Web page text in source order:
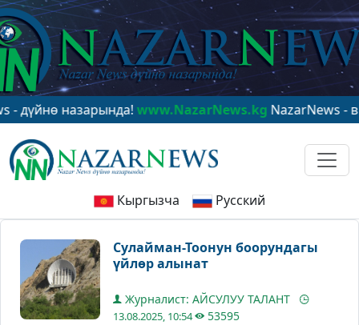
назарында!www.NazarNews.kgNazarNews - в
Кыргызча Русский
Сулайман-Тоонун боорундагы
үйлөр алынат
Журналист: АЙСУЛУУ ТАЛАНТ
13.08.2025, 10:54 53595